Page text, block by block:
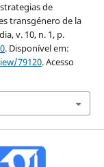
de
transgénero de la
v. 10, n. 1, p.
. Disponível em:
79120. Acesso